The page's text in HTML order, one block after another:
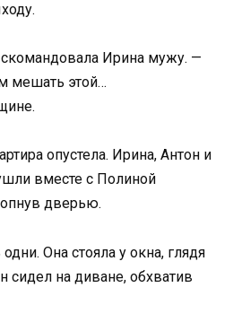
Ирина мужу. —
мешать этой…
опустела. Ирина, Антон и
вместе с Полиной
дверью.
Она стояла у окна, глядя
сидел на диване, обхватив